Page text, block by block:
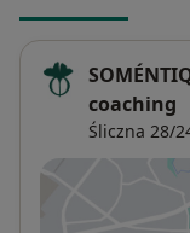
coaching
Śliczna 28/